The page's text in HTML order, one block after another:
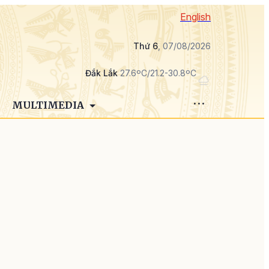
English
Thứ 6, 07/08/2026
Đắk Lắk27.6ºC/21.2-30.8ºC
MULTIMEDIA